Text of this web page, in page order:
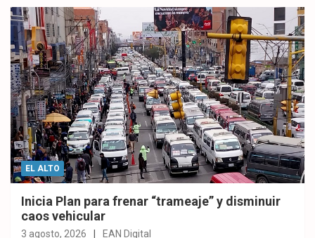
EL ALTO
Inicia Plan para frenar “trameaje” y disminuir
caos vehicular
3 agosto, 2026 EAN Digital